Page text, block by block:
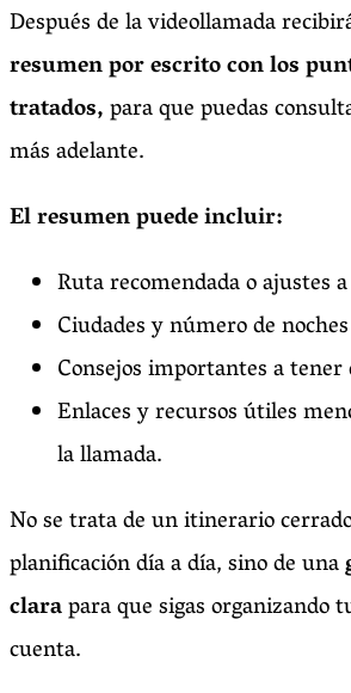
Después de la videollamada
resumen por escrito con los
tratados,para que puedas
más adelante.
El resumen puede incluir:
Ruta recomendada o ajustes
Ciudades y número de
Consejos importantes a
Enlaces y recursos útiles
la llamada.
No se trata de un itinerario
planificación día a día, sino de una
clarapara que sigas organizando
cuenta.